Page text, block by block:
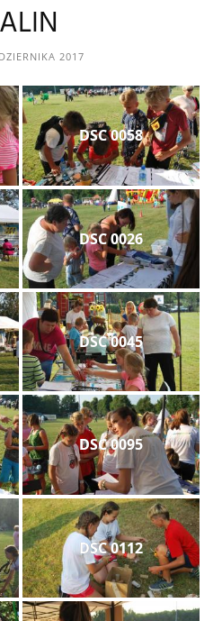
Abrys
2017
DSC 0058
DSC 0026
DSC 0045
DSC 0095
DSC 0112